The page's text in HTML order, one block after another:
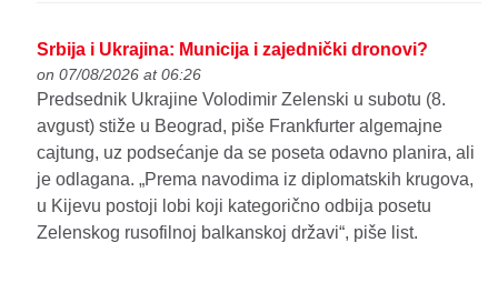
Srbija i Ukrajina: Municija i zajednički dronovi?
on 07/08/2026 at 06:26
Predsednik Ukrajine Volodimir Zelenski u subotu (8.
avgust) stiže u Beograd, piše Frankfurter algemajne
cajtung, uz podsećanje da se poseta odavno planira, ali
je odlagana. „Prema navodima iz diplomatskih krugova,
u Kijevu postoji lobi koji kategorično odbija posetu
Zelenskog rusofilnoj balkanskoj državi“, piše list.